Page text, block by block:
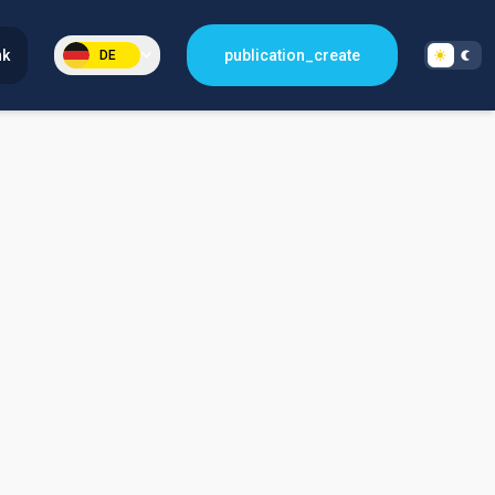
DE publication_create